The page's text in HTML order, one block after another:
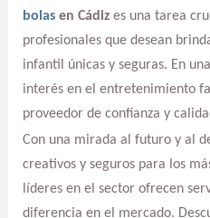
bolasen Cádizes una tarea
profesionales que desean
infantil únicas y seguras. En
interés en el entretenimiento
proveedor de confianza y
Con una mirada al futuro y al
creativos y seguros para los
líderes en el sector ofrecen
diferencia en el mercado.